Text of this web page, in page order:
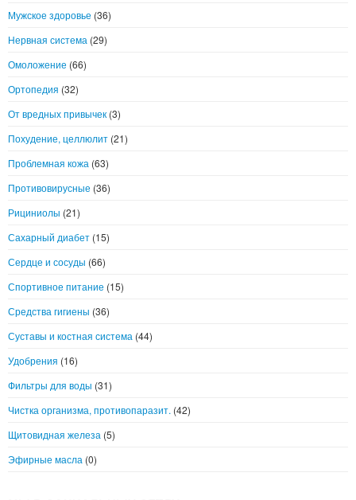
Мужское здоровье (36)
Нервная система (29)
Омоложение (66)
Ортопедия (32)
От вредных привычек (3)
Похудение, целлюлит (21)
Проблемная кожа (63)
Противовирусные (36)
Рициниолы (21)
Сахарный диабет (15)
Сердце и сосуды (66)
Спортивное питание (15)
Средства гигиены (36)
Суставы и костная система (44)
Удобрения (16)
Фильтры для воды (31)
Чистка организма, противопаразит. (42)
Щитовидная железа (5)
Эфирные масла (0)